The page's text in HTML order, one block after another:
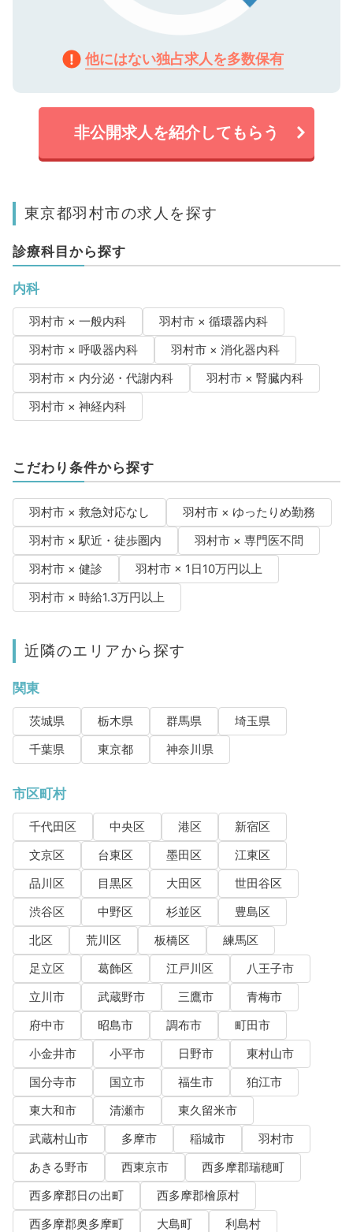
他にはない独占求人を多数保有
非公開求人を紹介してもらう
東京都羽村市の求人を探す
診療科目から探す
内科
羽村市 × 一般内科
羽村市 × 循環器内科
羽村市 × 呼吸器内科
羽村市 × 消化器内科
羽村市 × 内分泌・代謝内科
羽村市 × 腎臓内科
羽村市 × 神経内科
こだわり条件から探す
羽村市 × 救急対応なし
羽村市 × ゆったりめ勤務
羽村市 × 駅近・徒歩圏内
羽村市 × 専門医不問
羽村市 × 健診
羽村市 × 1日10万円以上
羽村市 × 時給1.3万円以上
近隣のエリアから探す
関東
茨城県 栃木県 群馬県
埼玉県
千葉県
東京都 神奈川県
市区町村
千代田区 中央区 港区
新宿区
文京区
台東区 墨田区
江東区
品川区
目黒区 大田区
世田谷区
渋谷区
中野区 杉並区
豊島区
北区
荒川区 板橋区
練馬区
足立区
葛飾区 江戸川区
八王子市
立川市
武蔵野市 三鷹市
青梅市
府中市
昭島市 調布市
町田市
小金井市
小平市 日野市
東村山市
国分寺市
国立市 福生市
狛江市
東大和市
清瀬市
東久留米市
武蔵村山市
多摩市 稲城市
羽村市
あきる野市
西東京市
西多摩郡瑞穂町
西多摩郡日の出町
西多摩郡檜原村
西多摩郡奥多摩町
大島町
利島村